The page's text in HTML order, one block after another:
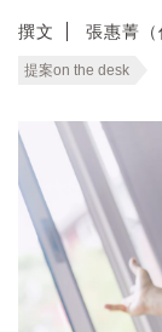
撰文 張惠菁（
提案on the desk